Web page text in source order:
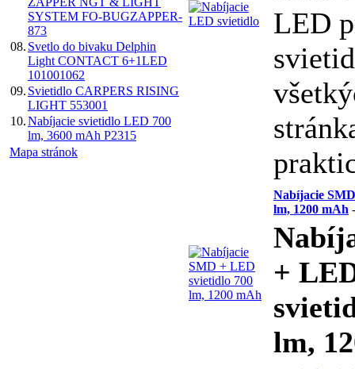
SYSTEM FO-BUGZAPPER-
873
08. Svetlo do bivaku Delphin
Light CONTACT 6+1LED
101001062
09. Svietidlo CARPERS RISING
LIGHT 553001
10.Nabíjacie svietidlo LED 700
lm, 3600 mAh P2315
Mapa stránok
LED
Nabíjacie
lm, 1200 mAh
+
lm,